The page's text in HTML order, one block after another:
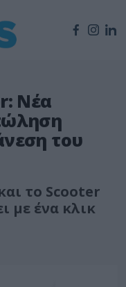
Νέα
του
το Scooter
με ένα κλικ